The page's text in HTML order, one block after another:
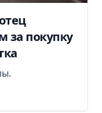
за покупку